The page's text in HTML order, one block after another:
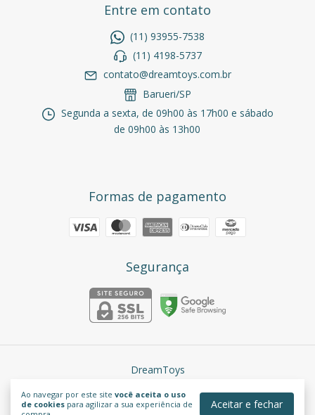
Ao navegar por este site você aceita o uso
de cookies para agilizar a sua experiência de
Aceitar e fechar
Entre em contato
(11) 93955-7538
(11) 4198-5737
contato@dreamtoys.com.br
Barueri/SP
Segunda a sexta, de 09h00 às 17h00 e sábado
de 09h00 às 13h00
Formas de pagamento
Segurança
DreamToys